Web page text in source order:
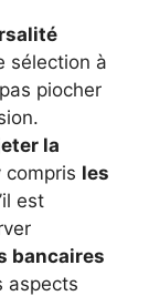
sélection à
piocher
la
compris les
est
bancaires
aspects